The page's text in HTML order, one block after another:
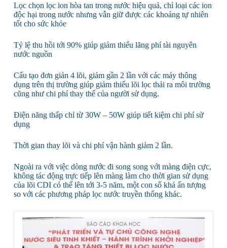
Lọc chọn lọc ion hòa tan trong nước hiệu quả, chỉ loại các ion
độc hại trong nước nhưng vẫn giữ được các khoáng tự nhiên
tốt cho sức khỏe
Tỷ lệ thu hồi tới 90% giúp giảm thiểu lãng phí tài nguyên
nước nguồn
Cấu tạo đơn giản 4 lõi, giảm gần 2 lần với các máy thông
dụng trên thị trường giúp giảm thiểu lõi lọc thải ra môi trường
cũng như chi phí thay thế của người sử dụng.
Điện năng thấp chỉ từ 30W – 50W giúp tiết kiệm chi phí sử
dụng
Thời gian thay lõi và chi phí vận hành giảm 2 lần.
Ngoài ra với việc dòng nước đi song song với màng điện cực,
không tác động trực tiếp lên màng làm cho thời gian sử dụng
của lõi CDI có thể lên tới 3-5 năm, một con số khá ấn tượng
so với các phương pháp lọc nước truyền thống khác.